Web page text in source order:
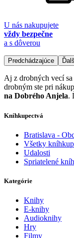
U nás nakupujete
vždy bezpečne
a s dôverou
Predchádzajúce
Aj z drobných vecí
drobným ste pri
na Dobrého Anjela.
Kníhkupectvá
Bratislava -
Všetky
Udalosti
Spriatelené
Kategórie
Knihy
E-knihy
Audioknihy
Hry
Filmy